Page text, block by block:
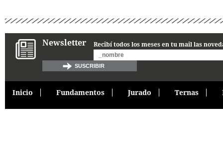
Newsletter Recibí todos los meses en tu mail las
Inicio Fundamentos Jurado Ternas